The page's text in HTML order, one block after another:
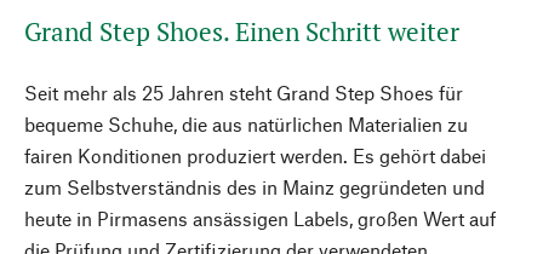
Grand Step Shoes. Einen Schritt weiter
Seit mehr als 25 Jahren steht Grand Step Shoes für
bequeme Schuhe, die aus natürlichen Materialien zu
fairen Konditionen produziert werden. Es gehört dabei
zum Selbstverständnis des in Mainz gegründeten und
heute in Pirmasens ansässigen Labels, großen Wert auf